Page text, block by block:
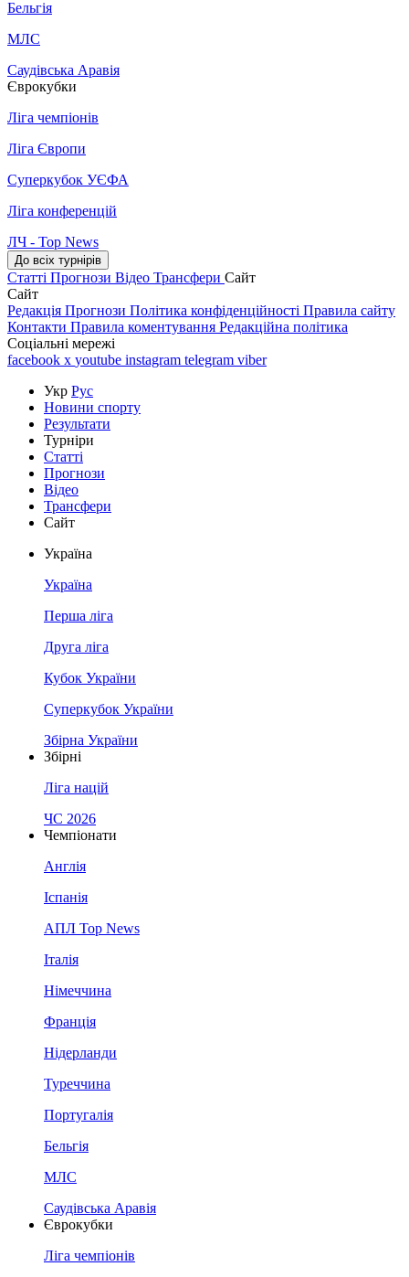
Бельгія
МЛС
Саудівська Аравія
Єврокубки
Ліга чемпіонів
Ліга Європи
Суперкубок УЄФА
Ліга конференцій
ЛЧ - Top News
До всіх турнірів
Статті Прогнози Відео Трансфери Сайт
Сайт
Редакція Прогнози Політика конфіденційності Правила сайту
Контакти Правила коментування Редакційна політика
Соціальні мережі
facebook x youtube instagram telegram viber
Укр Рус
Новини спорту
Результати
Турніри
Статті
Прогнози
Відео
Трансфери
Сайт
Україна
Україна
Перша ліга
Друга ліга
Кубок України
Суперкубок України
Збірна України
Збірні
Ліга націй
ЧС 2026
Чемпіонати
Англія
Іспанія
АПЛ Top News
Італія
Німеччина
Франція
Нідерланди
Туреччина
Португалія
Бельгія
МЛС
Саудівська Аравія
Єврокубки
Ліга чемпіонів